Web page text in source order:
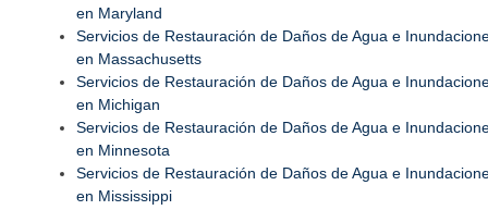
en Maryland
Servicios de Restauración de Daños de Agua e
en Massachusetts
Servicios de Restauración de Daños de Agua e
en Michigan
Servicios de Restauración de Daños de Agua e
en Minnesota
Servicios de Restauración de Daños de Agua e
en Mississippi